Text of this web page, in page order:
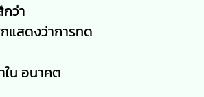
ว่า
แสดงว่าการทด
น อนาคต